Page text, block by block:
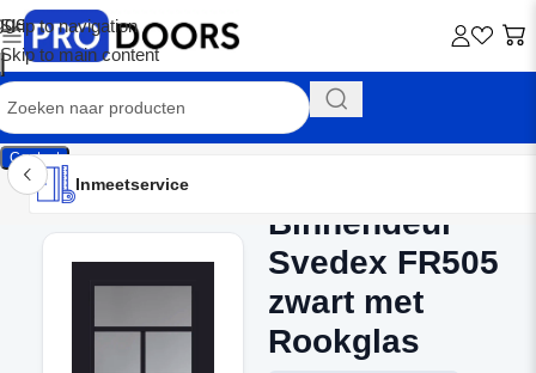
Skip to navigation
Skip to main content
Contact
Inmeetservice
Montageservice
Advies op maat
Showroom
Inmeetservice
Binnendeur
Svedex FR505
zwart met
Rookglas